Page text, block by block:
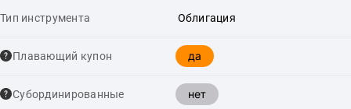
Тип инструмента Облигация
Плавающий купон да
Cубординированные нет